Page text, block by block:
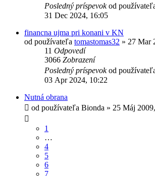
Posledný príspevokod
31 Dec 2024, 16:05
financna ujma pri konani v KN
od používateľa tomastomas32 » 27 Mar
11 Odpovedí
3066 Zobrazení
Posledný príspevokod
03 Apr 2024, 10:22
Nutná obrana
od používateľa Bionda » 25 Máj
1
…
4
5
6
7